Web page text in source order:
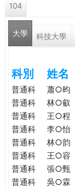
際．
格。
e
h
r
e
104
大學 科技大學
科別 姓名
普通科 蕭○昀
普通科
林○叡
普通科
王○程
普通科
李○怡
普通科
林○韵
普通科
王○容
普通科
張○甄
普通科
吳○霖